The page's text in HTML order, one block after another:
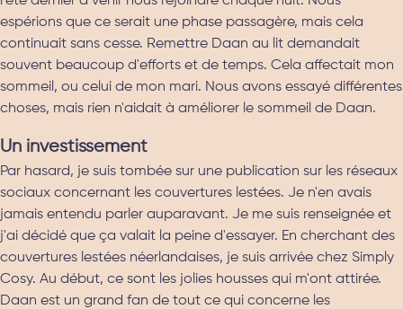
espérions que ce serait une phase passagère, mais cela
continuait sans cesse. Remettre Daan au lit demandait
souvent beaucoup d'efforts et de temps. Cela affectait mon
sommeil, ou celui de mon mari. Nous avons essayé différentes
choses, mais rien n'aidait à améliorer le sommeil de Daan.
Un investissement
Par hasard, je suis tombée sur une publication sur les réseaux
sociaux concernant les couvertures lestées. Je n'en avais
jamais entendu parler auparavant. Je me suis renseignée et
j'ai décidé que ça valait la peine d'essayer. En cherchant des
couvertures lestées néerlandaises, je suis arrivée chez Simply
Cosy. Au début, ce sont les jolies housses qui m'ont attirée.
Daan est un grand fan de tout ce qui concerne les